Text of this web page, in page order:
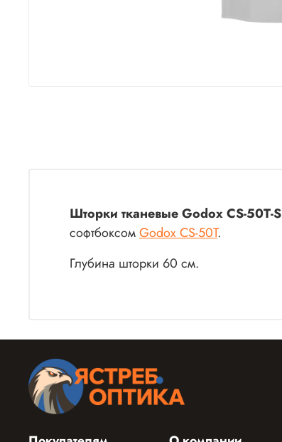
Шторки тканевые Godox CS-50T-S
софтбоксомGodox CS-50T.
Глубина шторки 60 см.